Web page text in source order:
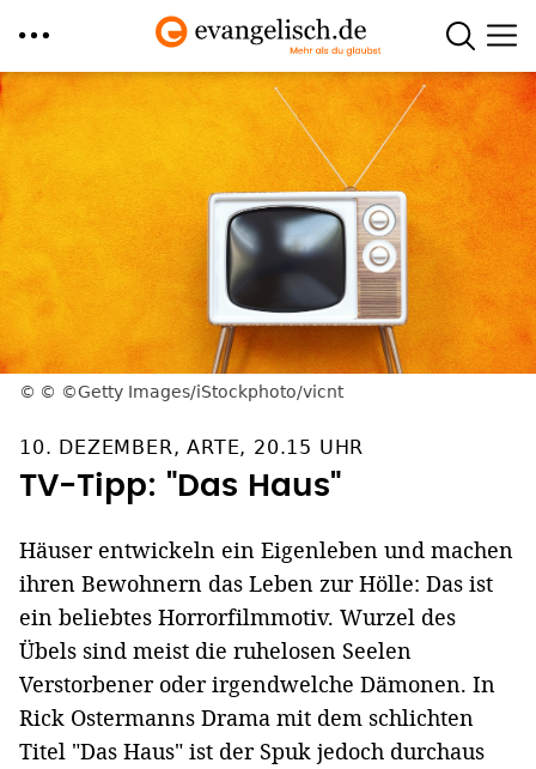
Direkt
zum
Inhalt
© ©Getty Images/iStockphoto/vicnt
10. DEZEMBER, ARTE, 20.15 UHR
TV-Tipp: "Das Haus"
Häuser entwickeln ein Eigenleben und machen
ihren Bewohnern das Leben zur Hölle: Das ist
ein beliebtes Horrorfilmmotiv. Wurzel des
Übels sind meist die ruhelosen Seelen
Verstorbener oder irgendwelche Dämonen. In
Rick Ostermanns Drama mit dem schlichten
Titel "Das Haus" ist der Spuk jedoch durchaus